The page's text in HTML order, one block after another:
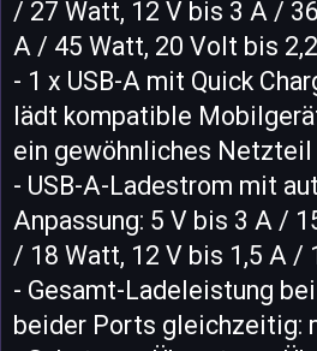
/ 27 Watt, 12 V bis 3 A /
A / 45 Watt, 20 Volt bis
- 1 x USB-A mit Quick
lädt kompatible
ein gewöhnliches Netzteil
- USB-A-Ladestrom mit
Anpassung: 5 V bis 3 A /
/ 18 Watt, 12 V bis 1,5 A /
- Gesamt-Ladeleistung
beider Ports gleichzeitig: